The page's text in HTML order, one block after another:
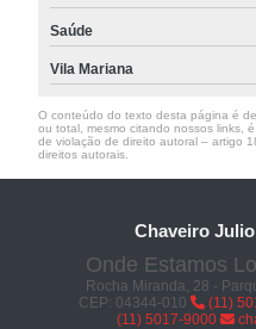
Saúde
Vila Mariana
O conteúdo do texto desta página é
ou total, mesmo citando nossos links,
de violação de direito autoral – artigo
direitos autorais
Chaveiro
Onde Estamos
Rocha Miranda, 28 -
CEP: 04344-010
(11)
(11) 5017-9000